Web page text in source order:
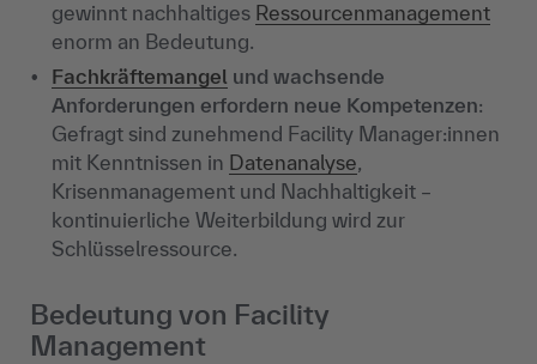
gewinnt nachhaltiges Ressourcenmanagement
enorm an Bedeutung.
Fachkräftemangel und wachsende
Anforderungen erfordern neue Kompetenzen:
Gefragt sind zunehmend Facility Manager:innen
mit Kenntnissen in Datenanalyse,
Krisenmanagement und Nachhaltigkeit –
kontinuierliche Weiterbildung wird zur
Schlüsselressource.
Bedeutung von Facility
Management